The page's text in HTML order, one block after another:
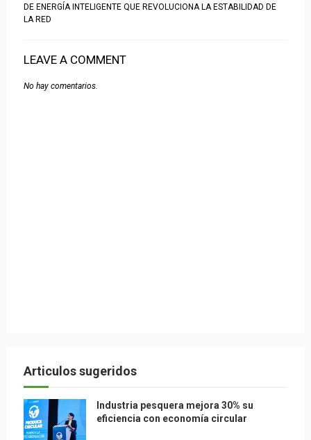
DE ENERGÍA INTELIGENTE QUE REVOLUCIONA LA ESTABILIDAD DE
LA RED
LEAVE A COMMENT
No hay comentarios.
Articulos sugeridos
Industria pesquera mejora 30% su
eficiencia con economía circular